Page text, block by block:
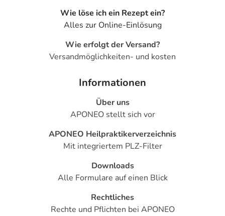
Wie löse ich ein Rezept ein?
Alles zur Online-Einlösung
Wie erfolgt der Versand?
Versandmöglichkeiten- und kosten
Informationen
Über uns
APONEO stellt sich vor
APONEO Heilpraktikerverzeichnis
Mit integriertem PLZ-Filter
Downloads
Alle Formulare auf einen Blick
Rechtliches
Rechte und Pflichten bei APONEO